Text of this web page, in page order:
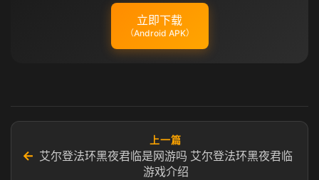
立即下载
（Android APK）
←
上一篇
艾尔登法环黑夜君临是网游吗 艾尔登法环黑夜君临
游戏介绍